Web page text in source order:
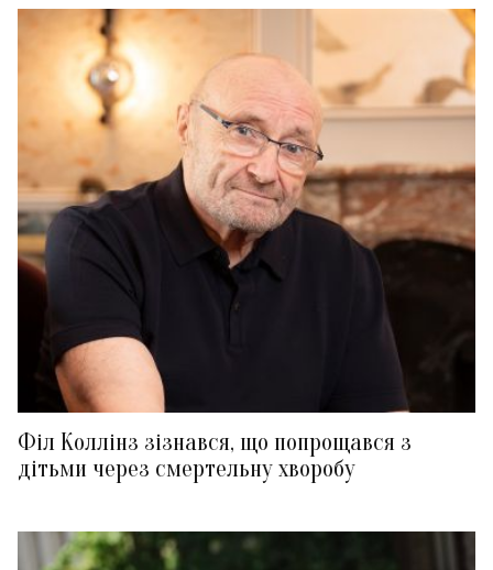
Філ Коллінз зізнався, що попрощався з
дітьми через смертельну хворобу